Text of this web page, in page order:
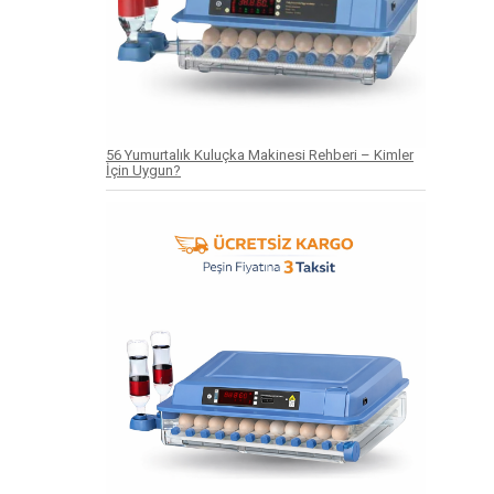
56 Yumurtalık Kuluçka Makinesi Rehberi – Kimler
İçin Uygun?